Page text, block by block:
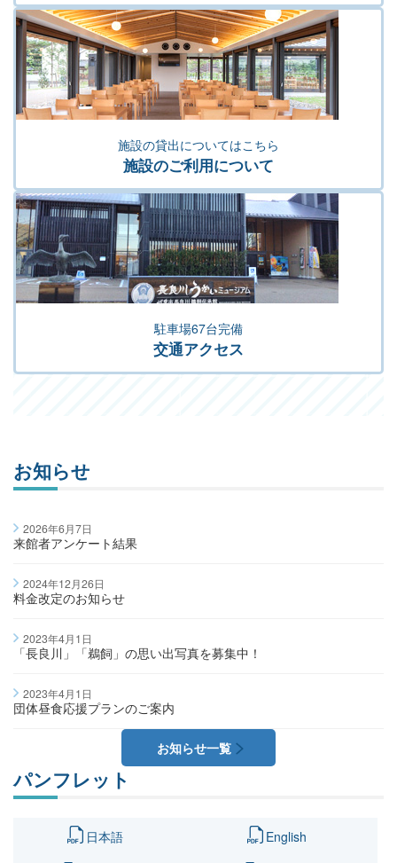
施設の貸出についてはこちら
施設のご利用について
駐車場67台完備
交通アクセス
お知らせ
来館者アンケート結果
2026年6月7日
料金改定のお知らせ
2024年12月26日
「長良川」「鵜飼」の思い出写真を募集中！
2023年4月1日
団体昼食応援プランのご案内
2023年4月1日
お知らせ一覧
パンフレット
日本語 English